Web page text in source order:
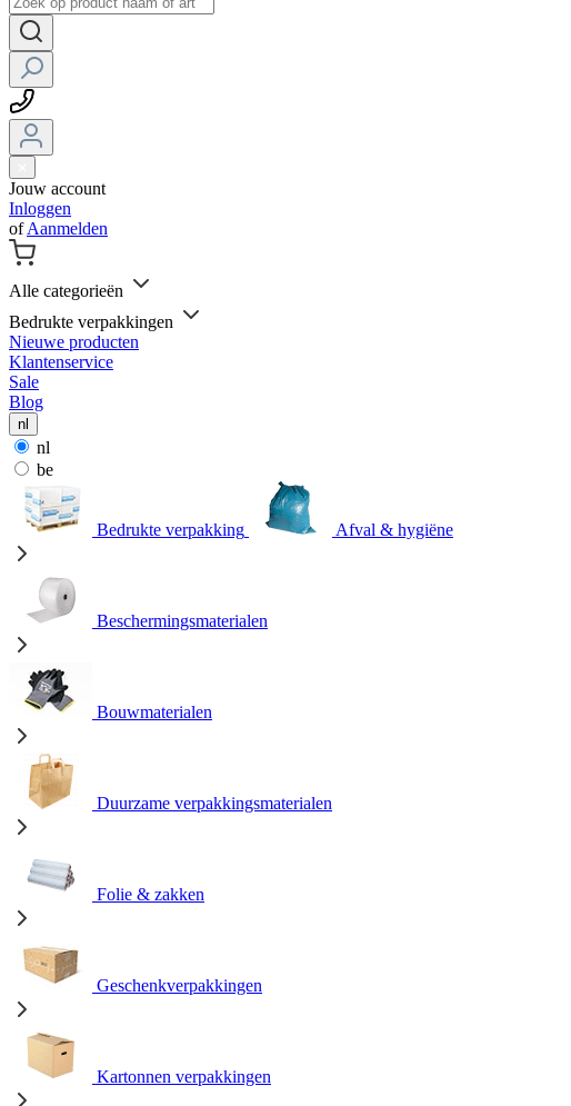
Jouw account
Inloggen
ofAanmelden
Alle categorieën
Bedrukte verpakkingen
Nieuwe producten
Klantenservice
Sale
Blog
nl
nl
be
Bedrukte verpakking Afval & hygiëne
Beschermingsmaterialen
Bouwmaterialen
Duurzame verpakkingsmaterialen
Folie & zakken
Geschenkverpakkingen
Kartonnen verpakkingen